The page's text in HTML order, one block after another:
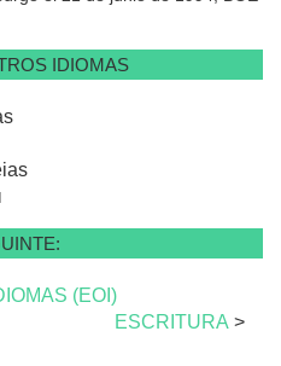
IDIOMAS
(EOI)
ESCRITURA >